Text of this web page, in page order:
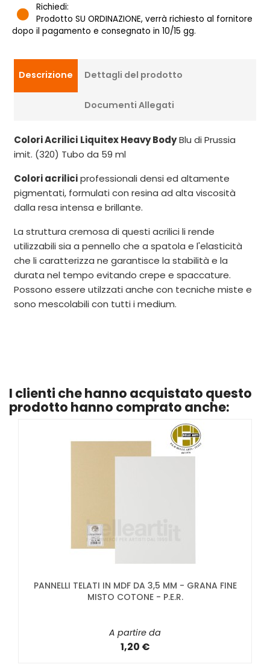
Richiedi:
Prodotto SU ORDINAZIONE, verrà richiesto al fornitore
dopo il pagamento e consegnato in 10/15 gg.
Descrizione Dettagli del prodotto
Documenti Allegati
Colori Acrilici Liquitex Heavy BodyBlu di Prussia
imit. (320) Tubo da 59 ml
Colori acriliciprofessionali densi ed altamente
pigmentati, formulati con resina ad alta viscosità
dalla resa intensa e brillante.
La struttura cremosa di questi acrilici li rende
utilizzabili sia a pennello che a spatola e l'elasticità
che li caratterizza ne garantisce la stabilità e la
durata nel tempo evitando crepe e spaccature.
Possono essere utilzzati anche con tecniche miste e
sono mescolabili con tutti i medium.
I clienti che hanno acquistato questo
prodotto hanno comprato anche:
PANNELLI TELATI IN MDF DA 3,5 MM - GRANA FINE
MISTO COTONE - P.E.R.
A partire da
1,20 €